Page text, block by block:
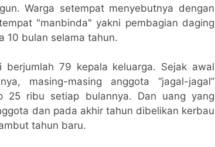
Warga setempat menyebutnya dengan
"manbinda" yakni pembagian daging
10 bulan selama tahun.
berjumlah 79 kepala keluarga. Sejak awal
masing-masing anggota “jagal-jagal”
25 ribu setiap bulannya. Dan uang yang
dan pada akhir tahun dibelikan kerbau
tahun baru.